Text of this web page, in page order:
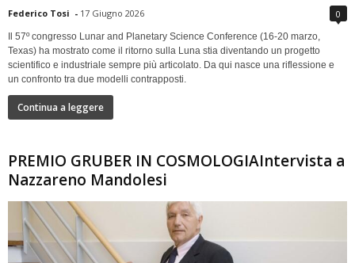
Federico Tosi - 17 Giugno 2026 0
Il 57º congresso Lunar and Planetary Science Conference (16-20 marzo,
Texas) ha mostrato come il ritorno sulla Luna stia diventando un progetto
scientifico e industriale sempre più articolato. Da qui nasce una riflessione e
un confronto tra due modelli contrapposti.
Continua a leggere
PREMIO GRUBER IN COSMOLOGIAIntervista a
Nazzareno Mandolesi